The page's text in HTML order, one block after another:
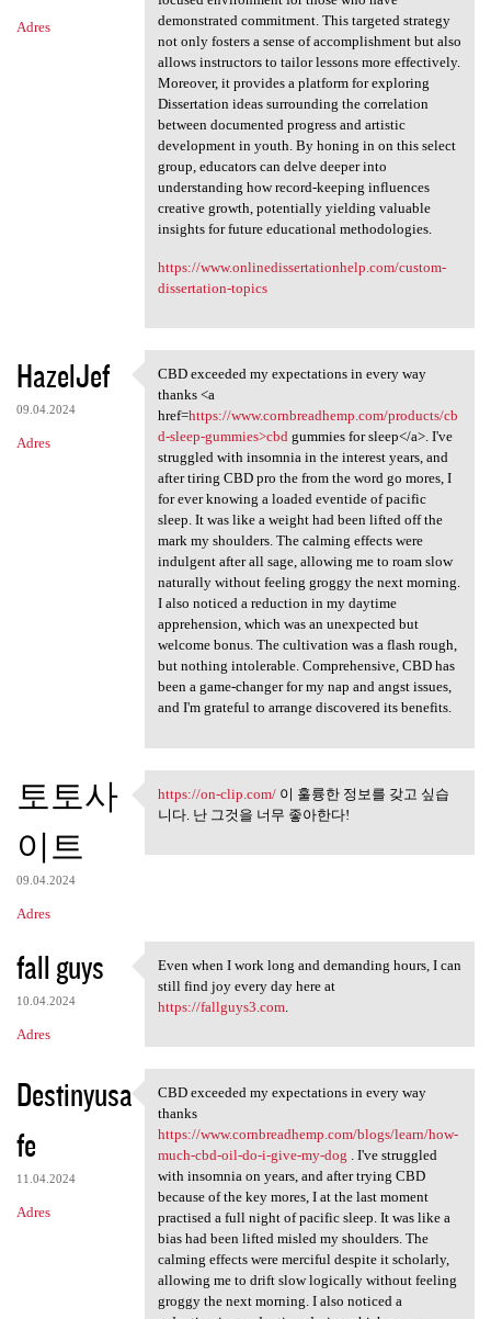
Adres
demonstrated commitment. This targeted strategy
not only fosters a sense of accomplishment but also
allows instructors to tailor lessons more effectively.
Moreover, it provides a platform for exploring
Dissertation ideas surrounding the correlation
between documented progress and artistic
development in youth. By honing in on this select
group, educators can delve deeper into
understanding how record-keeping influences
creative growth, potentially yielding valuable
insights for future educational methodologies.
https://www.onlinedissertationhelp.com/custom-
dissertation-topics
HazelJef
09.04.2024
Adres
CBD exceeded my expectations
CBD exceeded my expectations in every way
thanks <a
href=https://www.cornbreadhemp.com/products/cb
d-sleep-gummies>cbdgummies for sleep</a>. I've
struggled with insomnia in the interest years, and
after tiring CBD pro the from the word go mores, I
for ever knowing a loaded eventide of pacific
sleep. It was like a weight had been lifted off the
mark my shoulders. The calming effects were
indulgent after all sage, allowing me to roam slow
naturally without feeling groggy the next morning.
I also noticed a reduction in my daytime
apprehension, which was an unexpected but
welcome bonus. The cultivation was a flash rough,
but nothing intolerable. Comprehensive, CBD has
been a game-changer for my nap and angst issues,
and I'm grateful to arrange discovered its benefits.
토토사
이트
09.04.2024
Adres
https://on-clip.com/ 이 훌륭한
https://on-clip.com/이 훌륭한 정보를 갖고 싶습
니다. 난 그것을 너무 좋아한다!
fall guys
10.04.2024
Adres
Even when I work long and
Even when I work long and demanding hours, I can
still find joy every day here at
https://fallguys3.com.
Destinyusa
fe
11.04.2024
Adres
CBD exceeded my expectations
CBD exceeded my expectations in every way
thanks
https://www.cornbreadhemp.com/blogs/learn/how-
much-cbd-oil-do-i-give-my-dog . I've struggled
with insomnia on years, and after trying CBD
because of the key mores, I at the last moment
practised a full night of pacific sleep. It was like a
bias had been lifted misled my shoulders. The
calming effects were merciful despite it scholarly,
allowing me to drift slow logically without feeling
groggy the next morning. I also noticed a